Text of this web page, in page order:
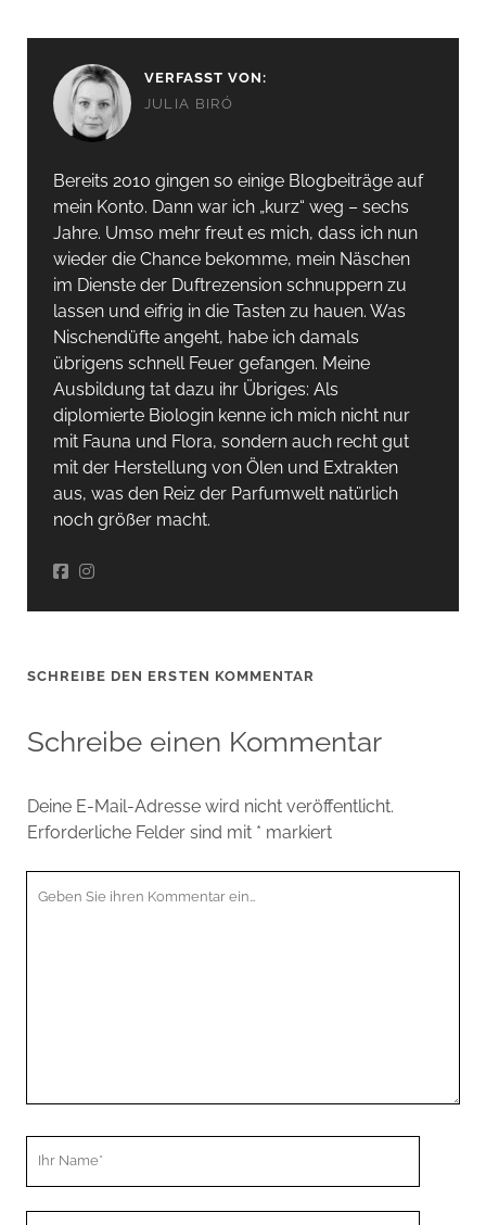
VERFASST VON:
JULIA BIRÓ
Bereits 2010 gingen so einige Blogbeiträge auf
mein Konto. Dann war ich „kurz“ weg – sechs
Jahre. Umso mehr freut es mich, dass ich nun
wieder die Chance bekomme, mein Näschen
im Dienste der Duftrezension schnuppern zu
lassen und eifrig in die Tasten zu hauen. Was
Nischendüfte angeht, habe ich damals
übrigens schnell Feuer gefangen. Meine
Ausbildung tat dazu ihr Übriges: Als
diplomierte Biologin kenne ich mich nicht nur
mit Fauna und Flora, sondern auch recht gut
mit der Herstellung von Ölen und Extrakten
aus, was den Reiz der Parfumwelt natürlich
noch größer macht.
SCHREIBE DEN ERSTEN KOMMENTAR
Schreibe einen Kommentar
Deine E-Mail-Adresse wird nicht veröffentlicht.
Erforderliche Felder sind mit * markiert